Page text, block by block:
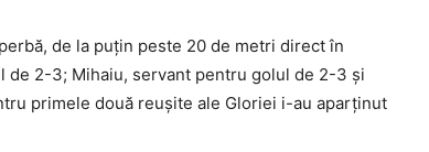
de la puţin peste 20 de metri direct în
de 2-3; Mihaiu, servant pentru golul de 2-3 şi
primele două reuşite ale Gloriei i-au aparţinut